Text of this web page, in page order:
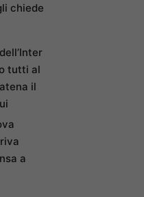
chiede
tutti al
il
a